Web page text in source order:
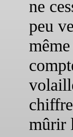
ne
peu
mûrir